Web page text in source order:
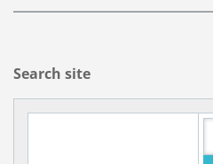
Search site